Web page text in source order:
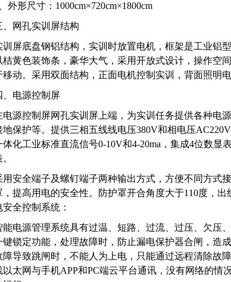
外形尺寸：1000cm×720cm×1800cm
、网孔实训屏结构
训屏底盘钢铝结构，实训时放置电机，框架是工业铝
桔黄色装饰条，豪华大气，采用开放式设计，操作空
移动。采用双面结构，正面电机控制实训，背面照明电
、电源控制屏
电源控制屏网孔实训屏上端，为实训任务提供各种电
地保护等。提供三相五线线电压380V和相电压
体化工业标准直流信号0-10V和4-20ma，集成4位数显
用安全端子及螺钉端子两种输出方式，方便不同方式
，提高用电的安全性。防护罩开合角度大于110度，
安全控制系统：
能电源管理系统具有过温、短路、过流、过压、欠压
键锁定功能，处理故障时，防止漏电保护器合闸，造
障导致跳闸时，不能人为上电，只能通过远程清除故
以太网与手机APP和PC端云平台通讯，没有网络的情